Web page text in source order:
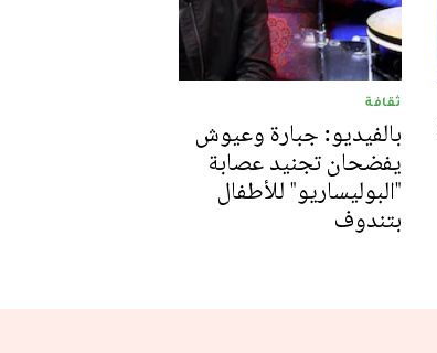
ثقافة
بالفيديو: جبارة وعيوش
يفضحان تجنيد عصابة
"البوليساريو" للأطفال
بتندوف